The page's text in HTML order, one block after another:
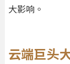
大影响。
云端巨头